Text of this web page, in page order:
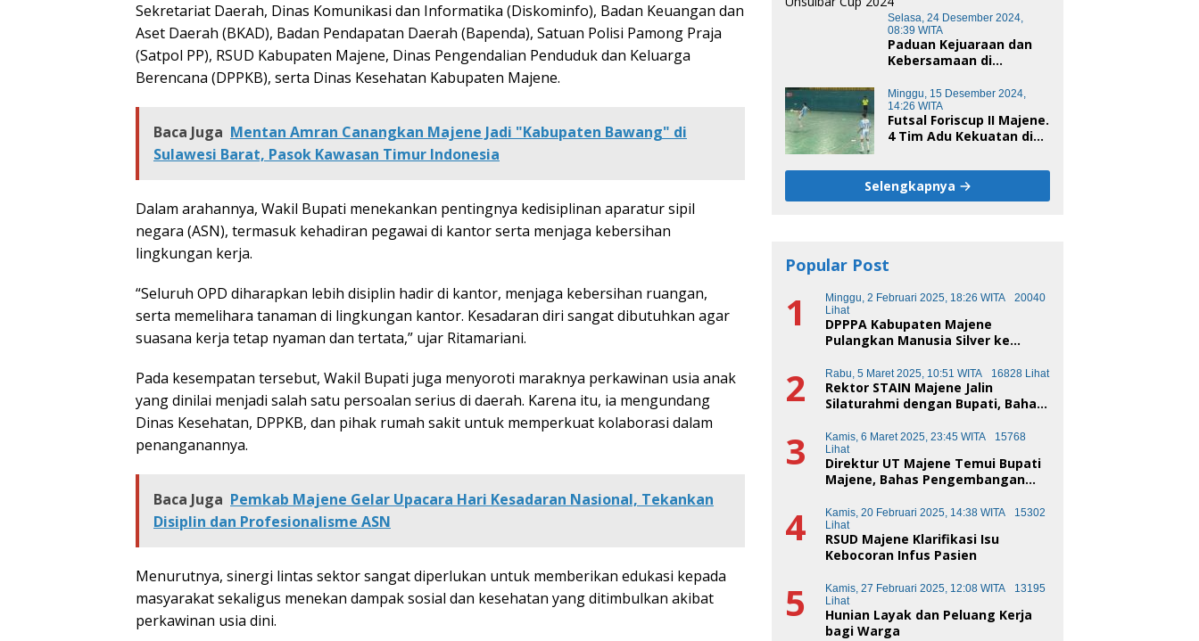
Sekretariat Daerah, Dinas Komunikasi dan Informatika (Diskominfo), Badan Keuangan dan
Aset Daerah (BKAD), Badan Pendapatan Daerah (Bapenda), Satuan Polisi Pamong Praja
(Satpol PP), RSUD Kabupaten Majene, Dinas Pengendalian Penduduk dan Keluarga
Berencana (DPPKB), serta Dinas Kesehatan Kabupaten Majene.
Baca Juga Mentan Amran Canangkan Majene Jadi "Kabupaten Bawang" di
Sulawesi Barat, Pasok Kawasan Timur Indonesia
Dalam arahannya, Wakil Bupati menekankan pentingnya kedisiplinan aparatur sipil
negara (ASN), termasuk kehadiran pegawai di kantor serta menjaga kebersihan
lingkungan kerja.
“Seluruh OPD diharapkan lebih disiplin hadir di kantor, menjaga kebersihan ruangan,
serta memelihara tanaman di lingkungan kantor. Kesadaran diri sangat dibutuhkan agar
suasana kerja tetap nyaman dan tertata,” ujar Ritamariani.
Pada kesempatan tersebut, Wakil Bupati juga menyoroti maraknya perkawinan usia anak
yang dinilai menjadi salah satu persoalan serius di daerah. Karena itu, ia mengundang
Dinas Kesehatan, DPPKB, dan pihak rumah sakit untuk memperkuat kolaborasi dalam
penanganannya.
Baca Juga Pemkab Majene Gelar Upacara Hari Kesadaran Nasional, Tekankan
Disiplin dan Profesionalisme ASN
Menurutnya, sinergi lintas sektor sangat diperlukan untuk memberikan edukasi kepada
masyarakat sekaligus menekan dampak sosial dan kesehatan yang ditimbulkan akibat
perkawinan usia dini.
Selasa, 24 Desember 2024,
08:39 WITA
Paduan Kejuaraan dan
Kebersamaan di
Minggu, 15 Desember 2024,
14:26 WITA
Futsal Foriscup II Majene.
4 Tim Adu Kekuatan di
Sore Ini
Selengkapnya
Popular Post
1 Minggu, 2 Februari 2025, 18:26 WITA
20040
Lihat
DPPPA Kabupaten Majene
Pulangkan Manusia Silver ke
2 Rabu, 5 Maret 2025, 10:51 WITA 16828 Lihat
Rektor STAIN Majene Jalin
Silaturahmi dengan Bupati, Bahas
3 Kamis, 6 Maret 2025, 23:45 WITA
15768
Lihat
Direktur UT Majene Temui Bupati
Majene, Bahas Pengembangan
4 Kamis, 20 Februari 2025, 14:38 WITA
15302
Lihat
RSUD Majene Klarifikasi Isu
Kebocoran Infus Pasien
5 Kamis, 27 Februari 2025, 12:08 WITA
13195
Lihat
Hunian Layak dan Peluang Kerja
bagi Warga